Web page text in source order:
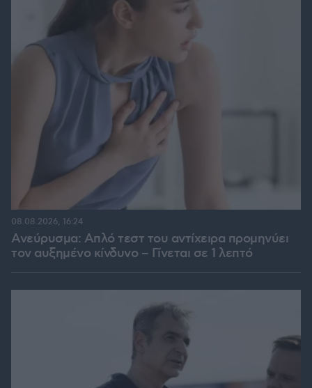
Ανεύρυσμα: Απλό τεστ του αντίχειρα προμηνύει
τον αυξημένο κίνδυνο – Γίνεται σε 1 λεπτό
08.08.2026, 16:24